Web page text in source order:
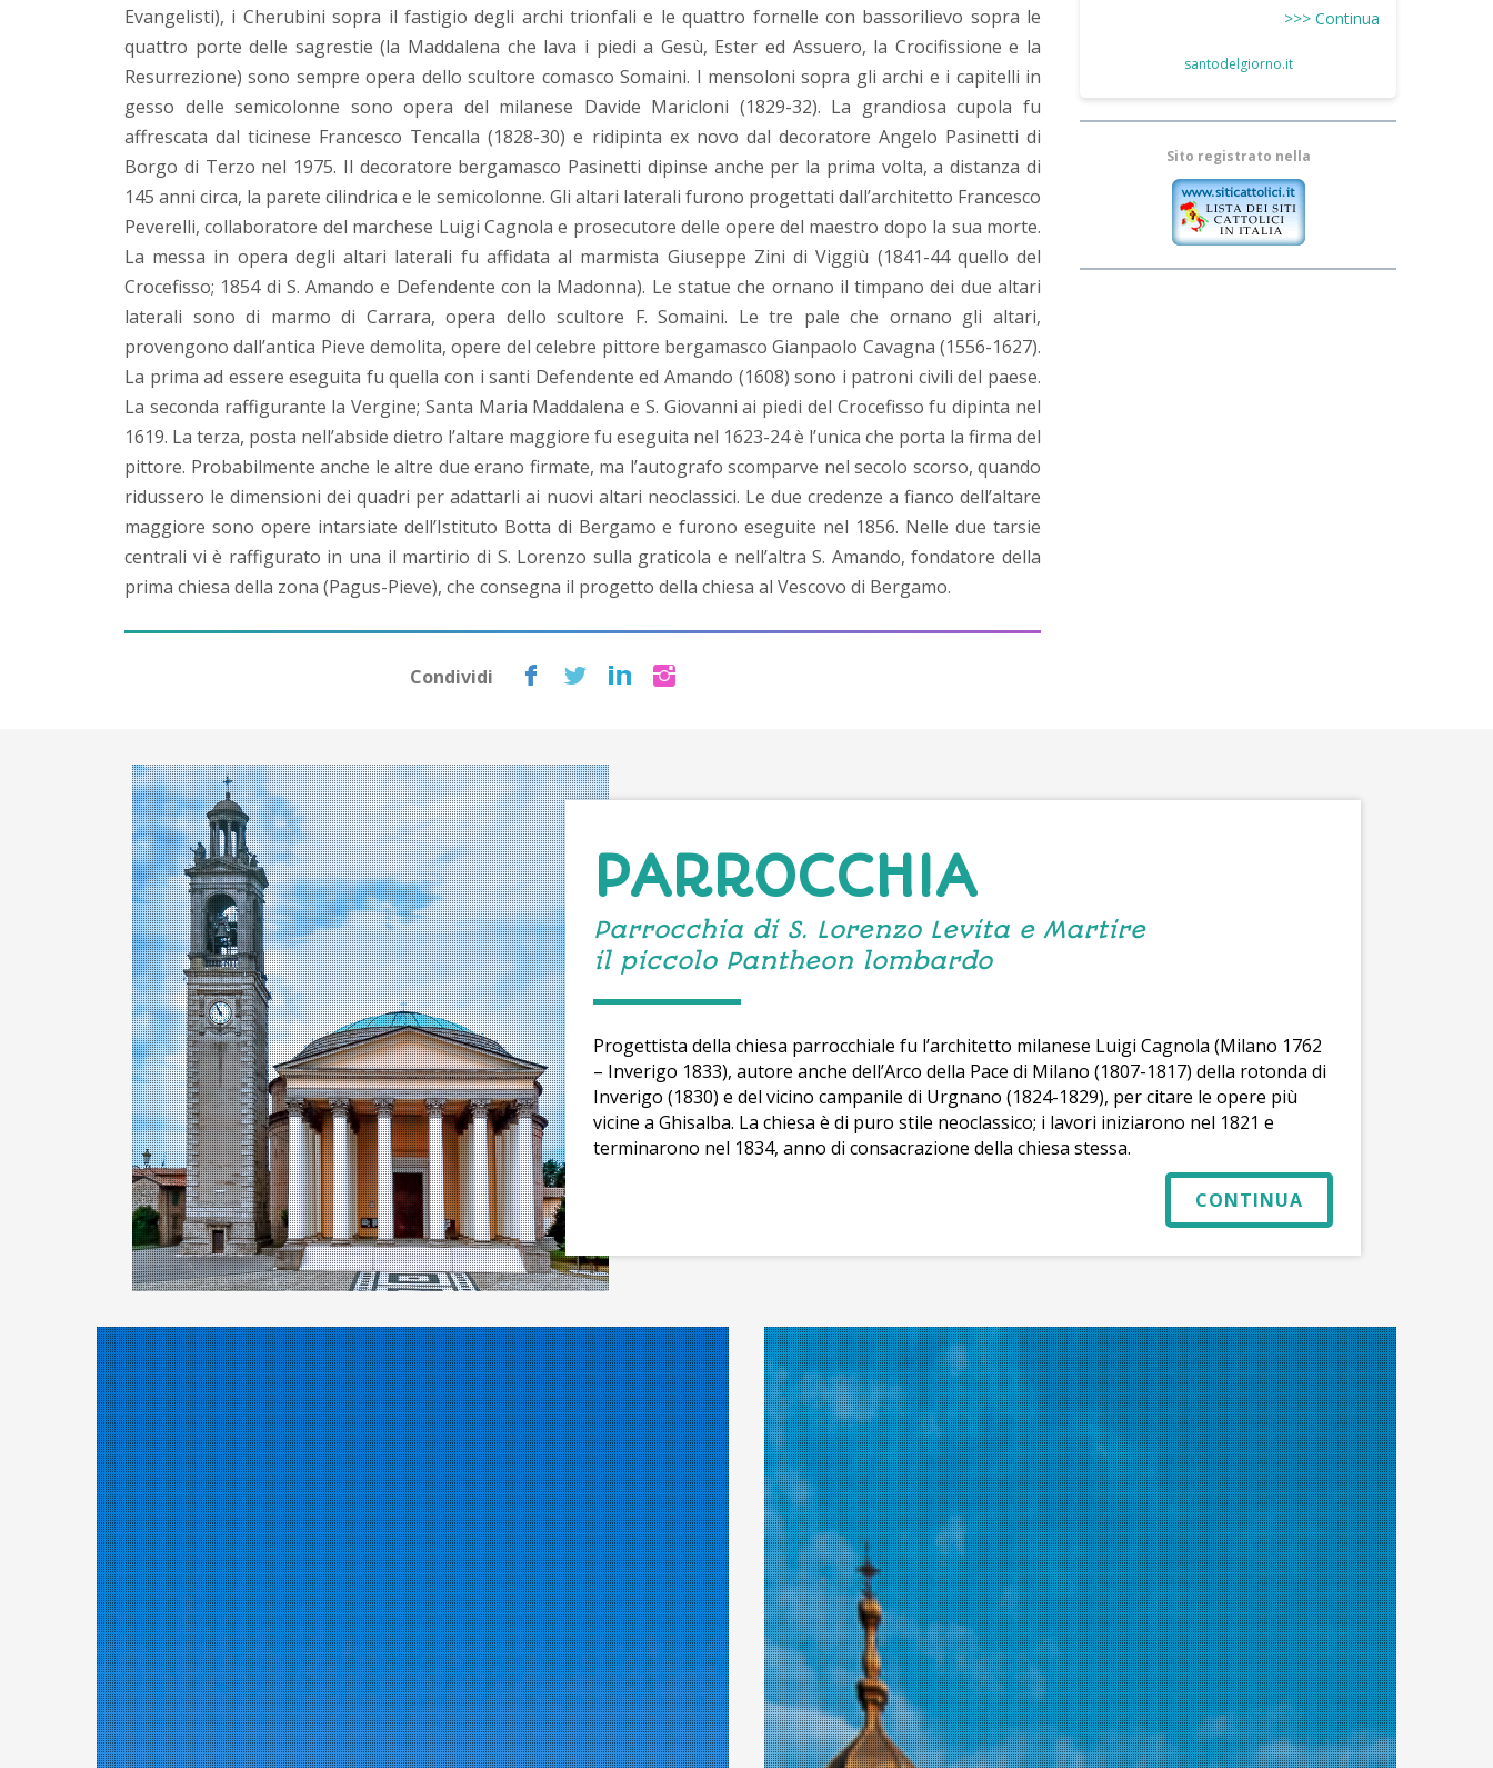
Evangelisti), i Cherubini sopra il fastigio degli archi trionfali e le quattro fornelle con bassorilievo sopra le
quattro porte delle sagrestie (la Maddalena che lava i piedi a Gesù, Ester ed Assuero, la Crocifissione e la
Resurrezione) sono sempre opera dello scultore comasco Somaini. I mensoloni sopra gli archi e i capitelli in
gesso delle semicolonne sono opera del milanese Davide Maricloni (1829-32). La grandiosa cupola fu
affrescata dal ticinese Francesco Tencalla (1828-30) e ridipinta ex novo dal decoratore Angelo Pasinetti di
Borgo di Terzo nel 1975. Il decoratore bergamasco Pasinetti dipinse anche per la prima volta, a distanza di
145 anni circa, la parete cilindrica e le semicolonne. Gli altari laterali furono progettati dall’architetto Francesco
Peverelli, collaboratore del marchese Luigi Cagnola e prosecutore delle opere del maestro dopo la sua morte.
La messa in opera degli altari laterali fu affidata al marmista Giuseppe Zini di Viggiù (1841-44 quello del
Crocefisso; 1854 di S. Amando e Defendente con la Madonna). Le statue che ornano il timpano dei due altari
laterali sono di marmo di Carrara, opera dello scultore F. Somaini. Le tre pale che ornano gli altari,
provengono dall’antica Pieve demolita, opere del celebre pittore bergamasco Gianpaolo Cavagna (1556-1627).
La prima ad essere eseguita fu quella con i santi Defendente ed Amando (1608) sono i patroni civili del paese.
La seconda raffigurante la Vergine; Santa Maria Maddalena e S. Giovanni ai piedi del Crocefisso fu dipinta nel
1619. La terza, posta nell’abside dietro l’altare maggiore fu eseguita nel 1623-24 è l’unica che porta la firma del
pittore. Probabilmente anche le altre due erano firmate, ma l’autografo scomparve nel secolo scorso, quando
ridussero le dimensioni dei quadri per adattarli ai nuovi altari neoclassici. Le due credenze a fianco dell’altare
maggiore sono opere intarsiate dell’Istituto Botta di Bergamo e furono eseguite nel 1856. Nelle due tarsie
centrali vi è raffigurato in una il martirio di S. Lorenzo sulla graticola e nell’altra S. Amando, fondatore della
prima chiesa della zona (Pagus-Pieve), che consegna il progetto della chiesa al Vescovo di Bergamo.
Condividi
>>> Continua
santodelgiorno.it
Sito registrato nella
PARROCCHIA
Parrocchia di S. Lorenzo Levita e Martire
il piccolo Pantheon lombardo
Progettista della chiesa parrocchiale fu l’architetto milanese Luigi Cagnola (Milano 1762
– Inverigo 1833), autore anche dell’Arco della Pace di Milano (1807-1817) della rotonda di
Inverigo (1830) e del vicino campanile di Urgnano (1824-1829), per citare le opere più
vicine a Ghisalba. La chiesa è di puro stile neoclassico; i lavori iniziarono nel 1821 e
terminarono nel 1834, anno di consacrazione della chiesa stessa.
CONTINUA